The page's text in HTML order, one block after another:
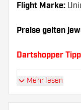
Flight Marke:
Preise gelten
Dartshopper
Sorgen Sie für
Shafts. Diese
Mehr lesen